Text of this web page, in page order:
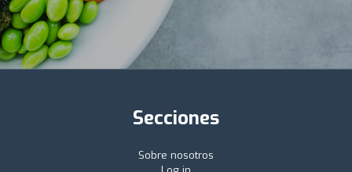
Secciones
Sobre nosotros